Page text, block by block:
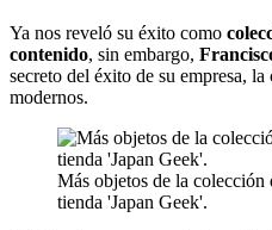
Ya nos reveló su éxito como
contenido, sin embargo,
secreto del éxito de su empresa,
modernos.
Más objetos de la colección
tienda 'Japan Geek'.